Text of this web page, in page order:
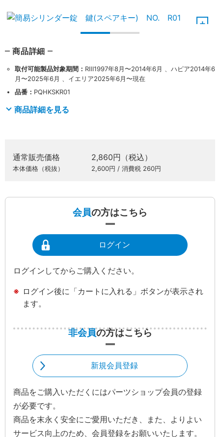
商品詳細
取付可能製品対象期間： RⅢ1997年8月〜2014年6月 、ハピア2014年6
月〜2025年6月 、イエリア2025年6月〜現在
品番： PQHKSKR01
商品詳細を見る
通常販売価格 2,860円（税込）
本体価格（税抜） 2,600円 / 消費税 260円
会員の方はこちら
ログイン
ログインしてからご購入ください。
ログイン後に「カートに入れる」ボタンが表示され
ます。
非会員の方はこちら
新規会員登録
商品をご購入いただくにはパーツショップ会員の登録
が必要です。
商品を末永く安全にご愛用いただき、また、よりよい
サービス向上のため、会員登録をお願いいたします。